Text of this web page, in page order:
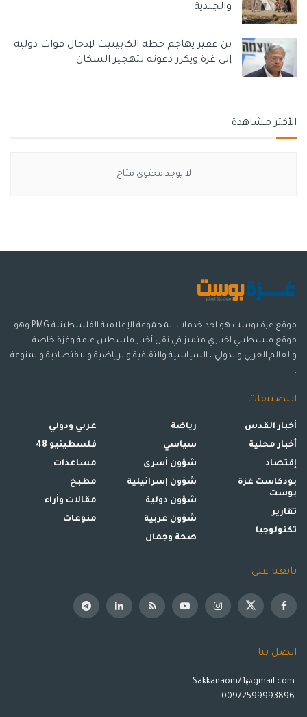
والجلدية
بن غفير يهاجم خطة الكابينيت لإدخال قوات دولية
إلى غزة ويكرر دعوته لتهجير السكان
الأكثر مشاهدة
لا يوجد محتوى متاح
موقع غزة بوست هو احد خدمات المجموعة الإعلامية الفلسطينية PMG وهو
موقع فلسطيني اخباري متميز في نقل أخبار فلسطين عامة وغزة خاصة
والعالم العربي والدولي ، السياسية والثقافية والرياضية والاقتصادية والمنوعة
.
التصنيفات
أخبار القدس
أخبار محلية
إقتصاد
بودكاست غزة
بوست
تقارير
تكنولوجيا
رياضة
سياسي
شؤون أسرى
شؤون إسرائيلية
شؤون دولية
شؤون عربية
صحة وجمال
عربي ودولي
فلسطينيو 48
مساعدات
مطبخ
مقالات وأراء
منوعات
تابعنا على
اتصل بنا
Sakkanaom71@gmail.com